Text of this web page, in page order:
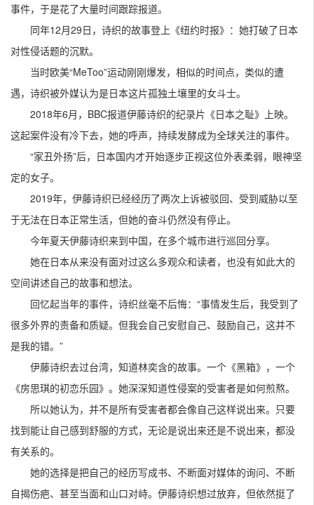
事件，于是花了大量时间跟踪报道。
同年12月29日，诗织的故事登上《纽约时报》：她打破了日本
对性侵话题的沉默。
当时欧美“MeToo”运动刚刚爆发，相似的时间点，类似的遭
遇，诗织被外媒认为是日本这片孤独土壤里的女斗士。
2018年6月，BBC报道伊藤诗织的纪录片《日本之耻》上映。
这起案件没有冷下去，她的呼声，持续发酵成为全球关注的事件。
“家丑外扬”后，日本国内才开始逐步正视这位外表柔弱，眼神坚
定的女子。
2019年，伊藤诗织已经经历了两次上诉被驳回、受到威胁以至
于无法在日本正常生活，但她的奋斗仍然没有停止。
今年夏天伊藤诗织来到中国，在多个城市进行巡回分享。
她在日本从来没有面对过这么多观众和读者，也没有如此大的
空间讲述自己的故事和想法。
回忆起当年的事件，诗织丝毫不后悔：“事情发生后，我受到了
很多外界的责备和质疑。但我会自己安慰自己、鼓励自己，这并不
是我的错。”
伊藤诗织去过台湾，知道林奕含的故事。一个《黑箱》，一个
《房思琪的初恋乐园》。她深深知道性侵案的受害者是如何煎熬。
所以她认为，并不是所有受害者都会像自己这样说出来。只要
找到能让自己感到舒服的方式，无论是说出来还是不说出来，都没
有关系的。
她的选择是把自己的经历写成书、不断面对媒体的询问、不断
自揭伤疤、甚至当面和山口对峙。伊藤诗织想过放弃，但依然挺了